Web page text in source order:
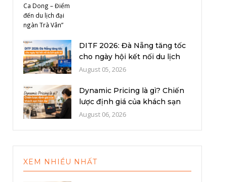
DITF 2026: Đà Nẵng tăng tốc
cho ngày hội kết nối du lịch
quố...
August 05, 2026
Dynamic Pricing là gì? Chiến
lược định giá của khách sạn
hiệ...
August 06, 2026
XEM NHIỀU NHẤT